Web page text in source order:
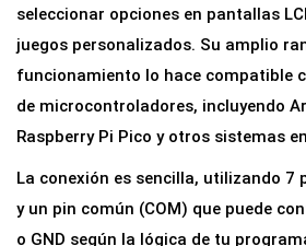
seleccionar opciones en pantallas
juegos personalizados. Su amplio
funcionamiento lo hace compatible
de microcontroladores, incluyendo
Raspberry Pi Pico y otros sistemas
La conexión es sencilla, utilizando 7
y un pin común (COM) que puede
o GND según la lógica de tu